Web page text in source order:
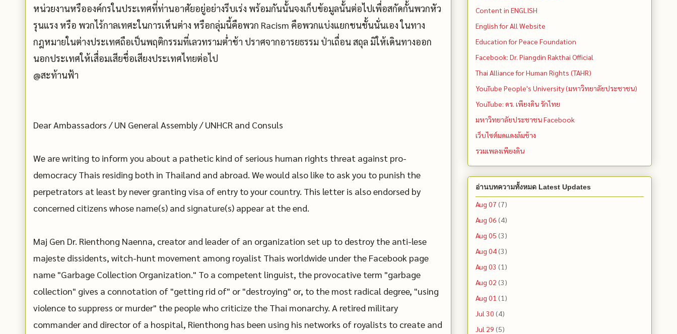
หน่วยงานหรือองค์กรในประเทศที่ท่านอาศัยอยู่อย่างรีบเร่ง พร้อมกันนั้นจงเก็บข้อมูลนั้นต่อไปเพื่อสกัดกั้นพวกหัว
รุนแรง หรือ พวกไร้กาลเทศะในการเห็นต่าง หรือกลุ่มนี้คือพวก Racism คือพวกแบ่งแยกชนชั้นนั่นเอง ในทาง
กฎหมายในต่างประเทศถือเป็นพฤติกรรมที่เลวทรามต่ำช้า ปราศจากอารยธรรม ป่าเถื่อน สถุล มิให้เดินทางออก
นอกประเทศให้เสื่อมเสียชื่อเสียงประเทศไทยต่อไป
@สะท้านฟ้า
Dear Ambassadors / UN General Assembly / UNHCR and Consuls
We are writing to inform you about a pathetic kind of serious human rights threat against pro-
democracy Thais residing both in Thailand and abroad. We would also like to ask you to punish the
perpetrators at least by never granting visa of entry to your country. This letter is also endorsed by
concerned citizens whose name(s) and signature(s) appear at the end.
Maj Gen Dr. Rienthong Naenna, creator and leader of an organization set up to destroy the anti-lese
majeste dissidents, witch-hunt movement among royalist Thais worldwide under the Facebook page
name "Garbage Collection Organization." To a competent linguist, the provocative term "garbage
collection" gives a connotation of "getting rid of" or "destroying" or, to the most radical degree, "using
violence to suppress or murder" the people who criticize the Thai monarchy. A retired military
commander and director of a hospital, Rienthong has been using his networks of royalists to create and
Content in ENGLISH
English for All Website
Education for Peace Foundation
Facebook: Dr. Piangdin Rakthai Official
Thai Alliance for Human Rights (TAHR)
YouTube People's University (มหาวิทยาลัยประชาชน)
YouTube: ดร. เพียงดิน รักไทย
มหาวิทยาลัยประชาชน Facebook
เว็บไซต์มดแดงล้มช้าง
รวมเพลงเพียงดิน
อ่านบทความทั้งหมด Latest Updates
Aug 07 (7)
Aug 06 (4)
Aug 05 (3)
Aug 04(3)
Aug 03 (1)
Aug 02 (3)
Aug 01 (1)
Jul 30 (4)
Jul 29 (5)